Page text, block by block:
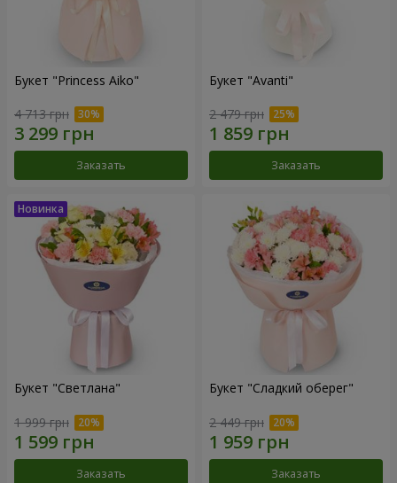
Букет "Princess Aiko"
4 713 грн
Заказать
Букет "Avanti"
2 479 грн
Заказать
Букет "Светлана"
1 999 грн
Заказать
Букет "Сладкий оберег"
2 449 грн
Заказать